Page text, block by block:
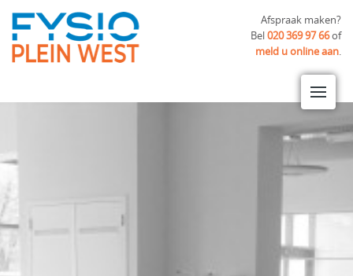
Afspraak maken?
Bel020 369 97 66of
meld u online aan.